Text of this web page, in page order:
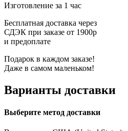
Изготовление за 1 час
Бесплатная доставка через
СДЭК при заказе от 1900р
и предоплате
Подарок в каждом заказе!
Даже в самом маленьком!
Варианты доставки
Выберите метод доставки